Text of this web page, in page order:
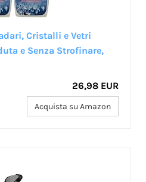
Cristalli e Vetri
e Senza Strofinare,
26,98 EUR
Acquista su Amazon